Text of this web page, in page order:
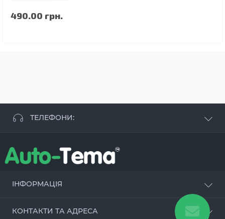
490.00 грн.
ТЕЛЕФОНИ:
+38 096 250 84 38
+38 099 657 61 50
ІНФОРМАЦІЯ
КОНТАКТИ ТА АДРЕСА